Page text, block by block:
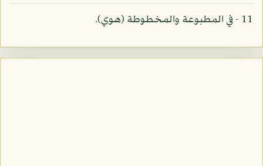
11 - في المطبوعة والمخطوطة (هوي).